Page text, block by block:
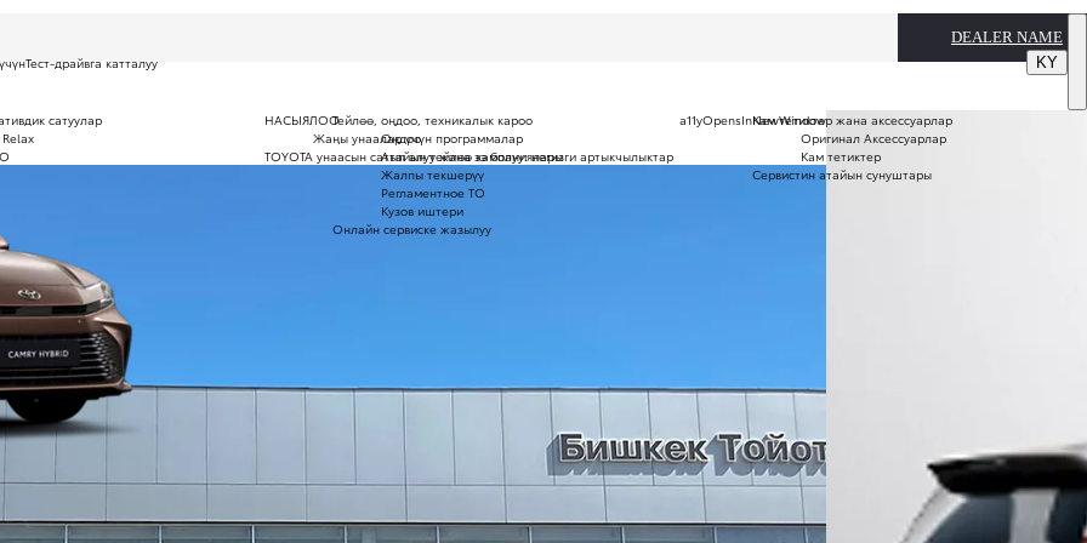
DEALER NAME
a11yOpensInNewWindow
НАСЫЯЛОО
Жаңы унаалар үчүн программалар
TOYOTA унаасын сатып алуу жана ээ болуу: негизги артыкчылыктар
Тейлөө, оңдоо, техникалык кароо
Оңдоо
Атайын тейлөө кампаниялары
Жалпы текшерүү
Регламентное ТО
Кузов иштери
Онлайн сервиске жазылуу
Кам тетиктер жана аксессуарлар
Оригинал Аксессуарлар
Кам тетиктер
Сервистин атайын сунуштары
сатуулар
Тест-драйвга катталуу KY